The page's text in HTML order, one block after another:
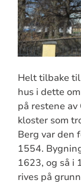
Helt tilbake
hus i dette
på restene
kloster som
Berg var den
1554.
1623, og så i
rives på